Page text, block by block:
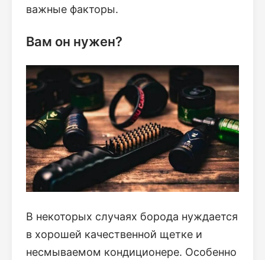
важные факторы.
Вам он нужен?
В некоторых случаях борода нуждается
в хорошей качественной щетке и
несмываемом кондиционере. Особенно